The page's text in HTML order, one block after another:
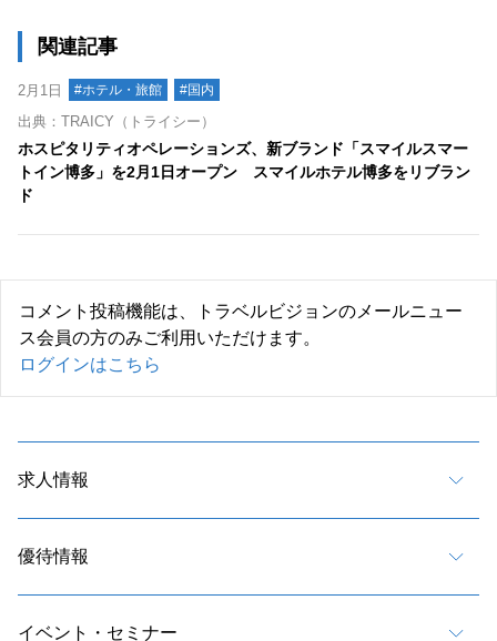
関連記事
2月1日 #ホテル・旅館 #国内
出典：TRAICY（トライシー）
ホスピタリティオペレーションズ、新ブランド「スマイルスマー
トイン博多」を2月1日オープン スマイルホテル博多をリブラン
ド
コメント投稿機能は、トラベルビジョンのメールニュー
ス会員の方のみご利用いただけます。
ログインはこちら
求人情報
優待情報
イベント・セミナー